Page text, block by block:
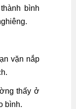
bình
vặn nắp
thấy ở
bình.